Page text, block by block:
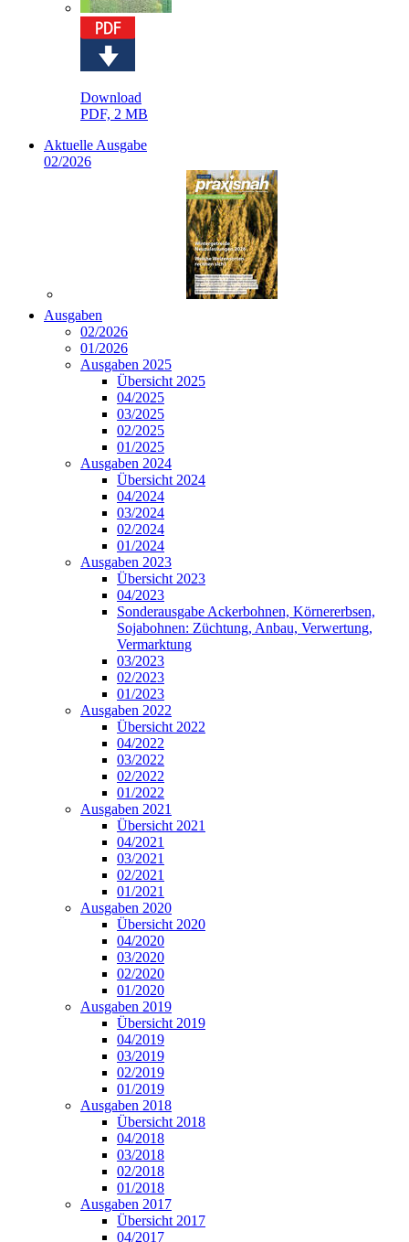
Download
PDF, 2 MB
Aktuelle Ausgabe
02/2026
Ausgaben
02/2026
01/2026
Ausgaben 2025
Übersicht 2025
04/2025
03/2025
02/2025
01/2025
Ausgaben 2024
Übersicht 2024
04/2024
03/2024
02/2024
01/2024
Ausgaben 2023
Übersicht 2023
04/2023
Sonderausgabe Ackerbohnen, Körnererbsen,
Sojabohnen: Züchtung, Anbau, Verwertung,
Vermarktung
03/2023
02/2023
01/2023
Ausgaben 2022
Übersicht 2022
04/2022
03/2022
02/2022
01/2022
Ausgaben 2021
Übersicht 2021
04/2021
03/2021
02/2021
01/2021
Ausgaben 2020
Übersicht 2020
04/2020
03/2020
02/2020
01/2020
Ausgaben 2019
Übersicht 2019
04/2019
03/2019
02/2019
01/2019
Ausgaben 2018
Übersicht 2018
04/2018
03/2018
02/2018
01/2018
Ausgaben 2017
Übersicht 2017
04/2017